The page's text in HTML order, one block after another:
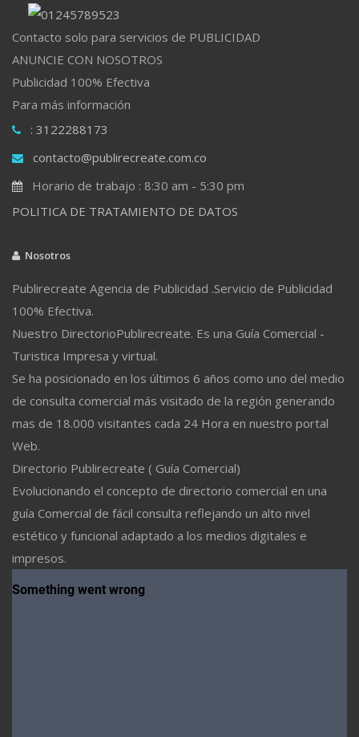
Contacto solo para servicios de PUBLICIDAD
ANUNCIE CON NOSOTROS
Publicidad 100% Efectiva
Para más información
: 3122288173
contacto@publirecreate.com.co
Horario de trabajo : 8:30 am - 5:30 pm
POLITICA DE TRATAMIENTO DE DATOS
Nosotros
Publirecreate Agencia de Publicidad .Servicio de Publicidad
100% Efectiva.
Nuestro DirectorioPublirecreate. Es una Guía Comercial -
Turistica Impresa y virtual.
Se ha posicionado en los últimos 6 años como uno del medio
de consulta comercial más visitado de la región generando
mas de 18.000 visitantes cada 24 Hora en nuestro portal
Web.
Directorio Publirecreate ( Guía Comercial)
Evolucionando el concepto de directorio comercial en una
guía Comercial de fácil consulta reflejando un alto nivel
estético y funcional adaptado a los medios digitales e
impresos.